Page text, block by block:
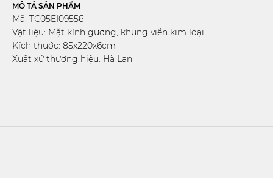
MÔ TẢ SẢN PHẨM
Mã: TC05EI09556
Vật liệu: Mặt kính gương, khung viền kim loại
Kích thước: 85x220x6cm
Xuất xứ thương hiệu: Hà Lan